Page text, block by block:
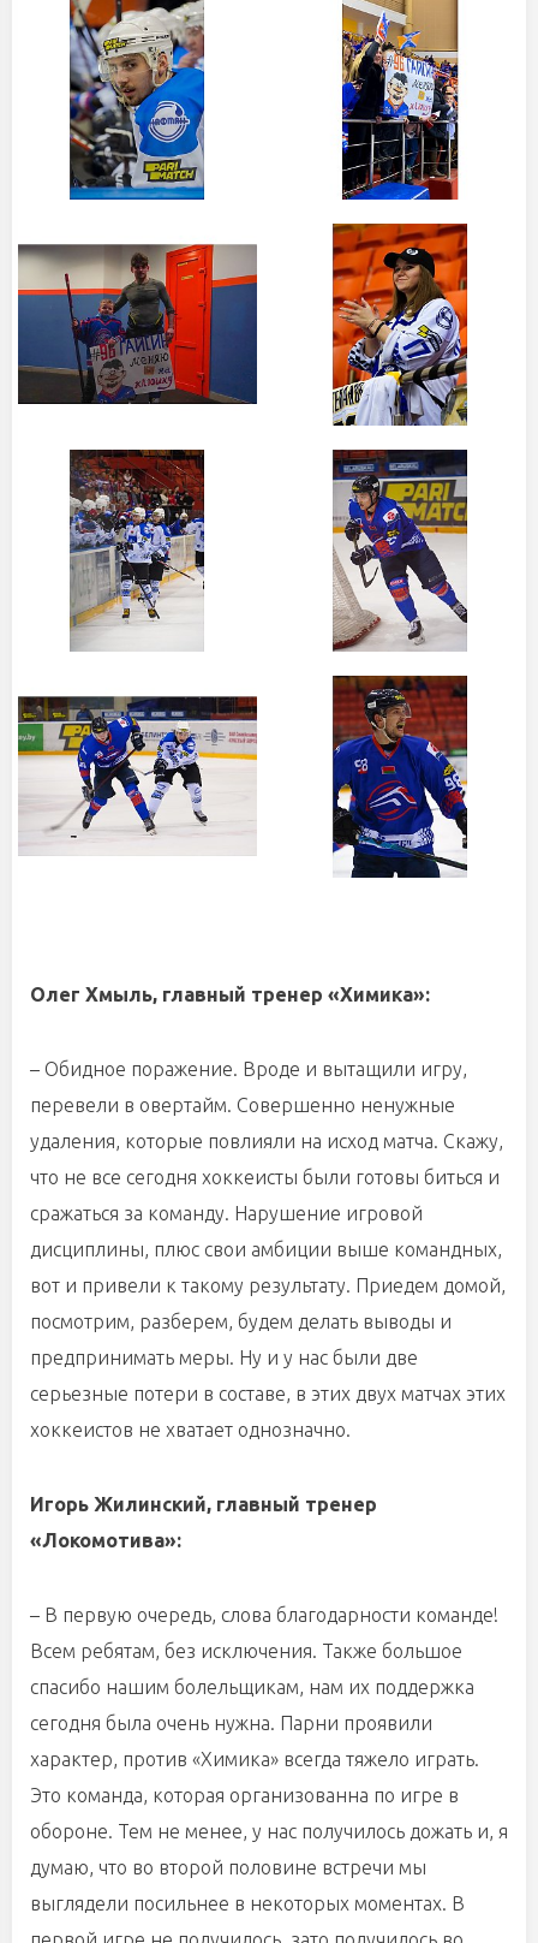
Олег Хмыль, главный тренер «Химика»:
– Обидное поражение. Вроде и вытащили игру,
перевели в овертайм. Совершенно ненужные
удаления, которые повлияли на исход матча. Скажу,
что не все сегодня хоккеисты были готовы биться и
сражаться за команду. Нарушение игровой
дисциплины, плюс свои амбиции выше командных,
вот и привели к такому результату. Приедем домой,
посмотрим, разберем, будем делать выводы и
предпринимать меры. Ну и у нас были две
серьезные потери в составе, в этих двух матчах этих
хоккеистов не хватает однозначно.
Игорь Жилинский, главный тренер
«Локомотива»:
– В первую очередь, слова благодарности команде!
Всем ребятам, без исключения. Также большое
спасибо нашим болельщикам, нам их поддержка
сегодня была очень нужна. Парни проявили
характер, против «Химика» всегда тяжело играть.
Это команда, которая организованна по игре в
обороне. Тем не менее, у нас получилось дожать и, я
думаю, что во второй половине встречи мы
выглядели посильнее в некоторых моментах. В